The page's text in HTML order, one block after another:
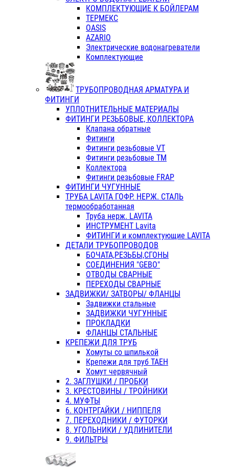
КОМПЛЕКТУЮЩИЕ К БОЙЛЕРАМ
ТЕРМЕКС
OASIS
AZARIO
Электрические водонагреватели
Комплектующие
ТРУБОПРОВОДНАЯ АРМАТУРА И
ФИТИНГИ
УПЛОТНИТЕЛЬНЫЕ МАТЕРИАЛЫ
ФИТИНГИ РЕЗЬБОВЫЕ, КОЛЛЕКТОРА
Клапана обратные
Фитинги
Фитинги резьбовые VT
Фитинги резьбовые ТМ
Коллектора
Фитинги резьбовые FRAP
ФИТИНГИ ЧУГУННЫЕ
ТРУБА LAVITA ГОФР. НЕРЖ. СТАЛЬ
термообработанная
Труба нерж. LAVITA
ИНСТРУМЕНТ Lavita
ФИТИНГИ и комплектующие LAVITA
ДЕТАЛИ ТРУБОПРОВОДОВ
БОЧАТА,РЕЗЬБЫ,СГОНЫ
СОЕДИНЕНИЯ "GEBO"
ОТВОДЫ СВАРНЫЕ
ПЕРЕХОДЫ СВАРНЫЕ
ЗАДВИЖКИ/ ЗАТВОРЫ/ ФЛАНЦЫ
Задвижки стальные
ЗАДВИЖКИ ЧУГУННЫЕ
ПРОКЛАДКИ
ФЛАНЦЫ СТАЛЬНЫЕ
КРЕПЕЖИ ДЛЯ ТРУБ
Хомуты со шпилькой
Крепежи для труб ТАЕН
Хомут червячный
2. ЗАГЛУШКИ / ПРОБКИ
3. КРЕСТОВИНЫ / ТРОЙНИКИ
4. МУФТЫ
6. КОНТРГАЙКИ / НИППЕЛЯ
7. ПЕРЕХОДНИКИ / ФУТОРКИ
8. УГОЛЬНИКИ / УДЛИНИТЕЛИ
9. ФИЛЬТРЫ